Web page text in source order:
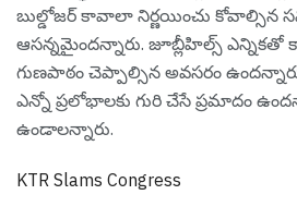
బుల్డోజర్ కావాలా నిర్ణయించు కోవాల్సిన
ఆస‌న్న‌మైంద‌న్నారు. జూబ్లీహిల్స్ ఎన్నికతో
గుణపాఠం చెప్పాల్సిన అవసరం ఉంద‌న్నారు
ఎన్నో ప్ర‌లోభాల‌కు గురి చేసే ప్ర‌మాదం
ఉండాల‌న్నారు.
KTR Slams Congress